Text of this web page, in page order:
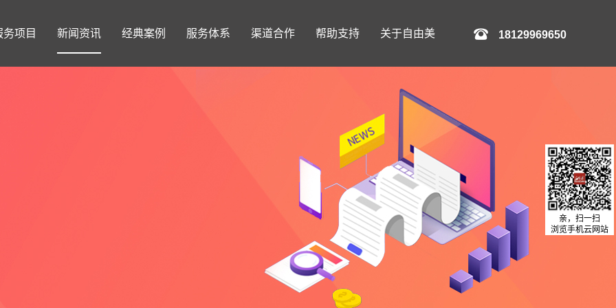
务项目 新闻资讯 经典案例 服务体系 渠道合作 帮助支持 关于自由美 18129969650
亲，扫一扫
浏览手机云网站